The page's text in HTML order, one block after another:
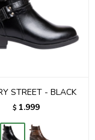
STREET - BLACK
$ 1.999